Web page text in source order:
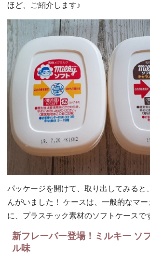
ほど、ご紹介します♪
パッケージを開けて、取り出してみると
んがいました！ ケースは、一般的なマ
に、プラスチック素材のソフトケースで
新フレーバー登場！ミルキー ソ
ル味